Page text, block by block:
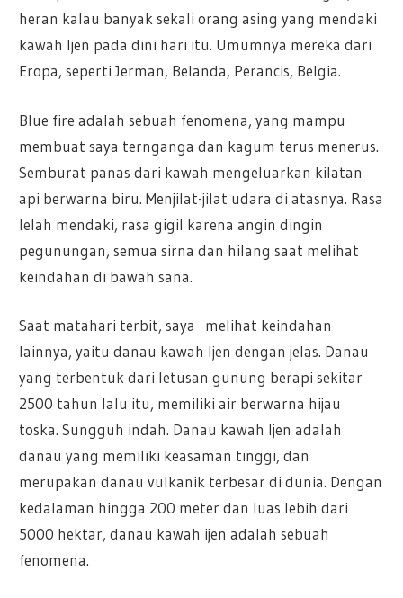
heran kalau banyak sekali orang asing yang mendaki
kawah Ijen pada dini hari itu. Umumnya mereka dari
Eropa, seperti Jerman, Belanda, Perancis, Belgia.
Blue fire adalah sebuah fenomena, yang mampu
membuat saya ternganga dan kagum terus menerus.
Semburat panas dari kawah mengeluarkan kilatan
api berwarna biru. Menjilat-jilat udara di atasnya. Rasa
lelah mendaki, rasa gigil karena angin dingin
pegunungan, semua sirna dan hilang saat melihat
keindahan di bawah sana.
Saat matahari terbit, saya melihat keindahan
lainnya, yaitu danau kawah Ijen dengan jelas. Danau
yang terbentuk dari letusan gunung berapi sekitar
2500 tahun lalu itu, memiliki air berwarna hijau
toska. Sungguh indah. Danau kawah Ijen adalah
danau yang memiliki keasaman tinggi, dan
merupakan danau vulkanik terbesar di dunia. Dengan
kedalaman hingga 200 meter dan luas lebih dari
5000 hektar, danau kawah ijen adalah sebuah
fenomena.